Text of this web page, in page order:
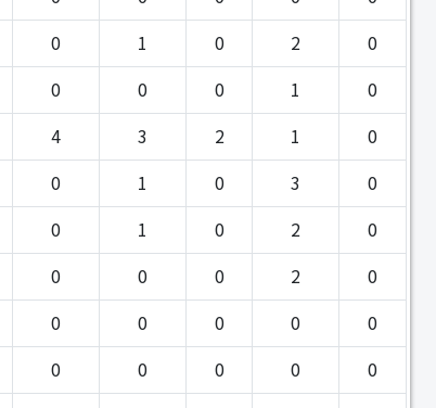
0 1 0 2 0
0 0 0 1 0
4 3 2 1 0
0 1 0 3 0
0 1 0 2 0
0 0 0 2 0
0 0 0 0 0
0 0 0 0 0